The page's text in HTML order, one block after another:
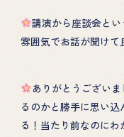
講演から座談会と
雰囲気でお話が聞けて
ありがとうござい
るのかと勝手に思い
る！当たり前なのにわ